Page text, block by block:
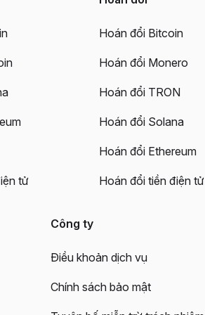
tử
Hoán đổi Bitcoin
Hoán đổi Monero
Hoán đổi TRON
Hoán đổi Solana
Hoán đổi Ethereum
Hoán đổi tiền điện tử
Công ty
Điều khoản dịch vụ
Chính sách bảo mật